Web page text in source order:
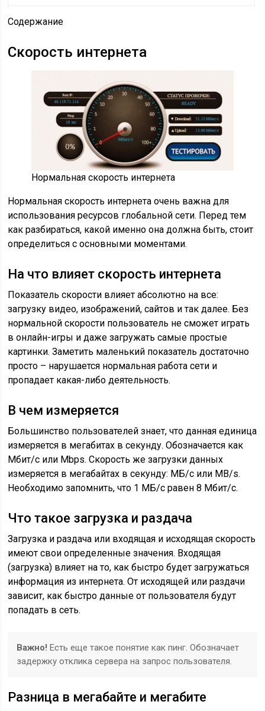
Содержание
Скорость интернета
Нормальная скорость интернета
Нормальная скорость интернета очень важна для
использования ресурсов глобальной сети. Перед тем
как разбираться, какой именно она должна быть, стоит
определиться с основными моментами.
На что влияет скорость интернета
Показатель скорости влияет абсолютно на все:
загрузку видео, изображений, сайтов и так далее. Без
нормальной скорости пользователь не сможет играть
в онлайн-игры и даже загружать самые простые
картинки. Заметить маленький показатель достаточно
просто – нарушается нормальная работа сети и
пропадает какая-либо деятельность.
В чем измеряется
Большинство пользователей знает, что данная единица
измеряется в мегабитах в секунду. Обозначается как
Мбит/с или Mbps. Скорость же загрузки данных
измеряется в мегабайтах в секунду: МБ/с или MB/s.
Необходимо запомнить, что 1 МБ/с равен 8 Мбит/с.
Что такое загрузка и раздача
Загрузка и раздача или входящая и исходящая скорость
имеют свои определенные значения. Входящая
(загрузка) влияет на то, как быстро будет загружаться
информация из интернета. От исходящей или раздачи
зависит, как быстро данные от пользователя будут
попадать в сеть.
Важно! Есть еще такое понятие как пинг. Обозначает
задержку отклика сервера на запрос пользователя.
Разница в мегабайте и мегабите